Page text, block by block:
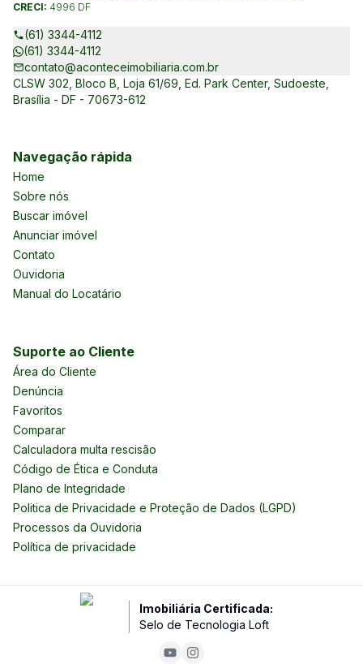
CRECI: 4996 DF
(61) 3344-4112
(61) 3344-4112
contato@aconteceimobiliaria.com.br
CLSW 302, Bloco B, Loja 61/69, Ed. Park Center, Sudoeste,
Brasília - DF - 70673-612
Navegação rápida
Home
Sobre nós
Buscar imóvel
Anunciar imóvel
Contato
Ouvidoria
Manual do Locatário
Suporte ao Cliente
Área do Cliente
Denúncia
Favoritos
Comparar
Calculadora multa rescisão
Código de Ética e Conduta
Plano de Integridade
Politica de Privacidade e Proteção de Dados (LGPD)
Processos da Ouvidoria
Política de privacidade
Imobiliária Certificada:
Selo de Tecnologia Loft